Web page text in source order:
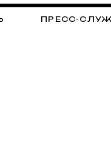
ПРЕСС-